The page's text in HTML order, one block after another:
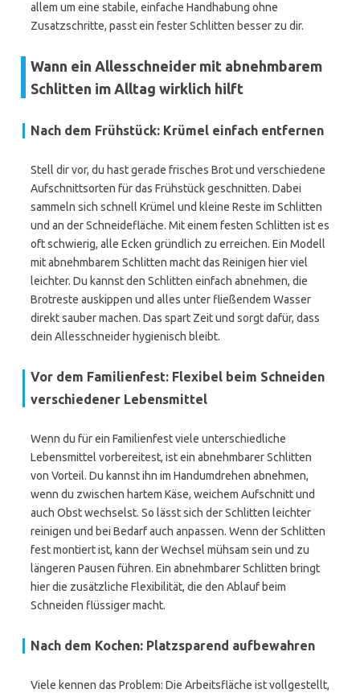
allem um eine stabile, einfache Handhabung ohne
Zusatzschritte, passt ein fester Schlitten besser zu dir.
Wann ein Allesschneider mit abnehmbarem
Schlitten im Alltag wirklich hilft
Nach dem Frühstück: Krümel einfach entfernen
Stell dir vor, du hast gerade frisches Brot und verschiedene
Aufschnittsorten für das Frühstück geschnitten. Dabei
sammeln sich schnell Krümel und kleine Reste im Schlitten
und an der Schneidefläche. Mit einem festen Schlitten ist es
oft schwierig, alle Ecken gründlich zu erreichen. Ein Modell
mit abnehmbarem Schlitten macht das Reinigen hier viel
leichter. Du kannst den Schlitten einfach abnehmen, die
Brotreste auskippen und alles unter fließendem Wasser
direkt sauber machen. Das spart Zeit und sorgt dafür, dass
dein Allesschneider hygienisch bleibt.
Vor dem Familienfest: Flexibel beim Schneiden
verschiedener Lebensmittel
Wenn du für ein Familienfest viele unterschiedliche
Lebensmittel vorbereitest, ist ein abnehmbarer Schlitten
von Vorteil. Du kannst ihn im Handumdrehen abnehmen,
wenn du zwischen hartem Käse, weichem Aufschnitt und
auch Obst wechselst. So lässt sich der Schlitten leichter
reinigen und bei Bedarf auch anpassen. Wenn der Schlitten
fest montiert ist, kann der Wechsel mühsam sein und zu
längeren Pausen führen. Ein abnehmbarer Schlitten bringt
hier die zusätzliche Flexibilität, die den Ablauf beim
Schneiden flüssiger macht.
Nach dem Kochen: Platzsparend aufbewahren
Viele kennen das Problem: Die Arbeitsfläche ist vollgestellt,